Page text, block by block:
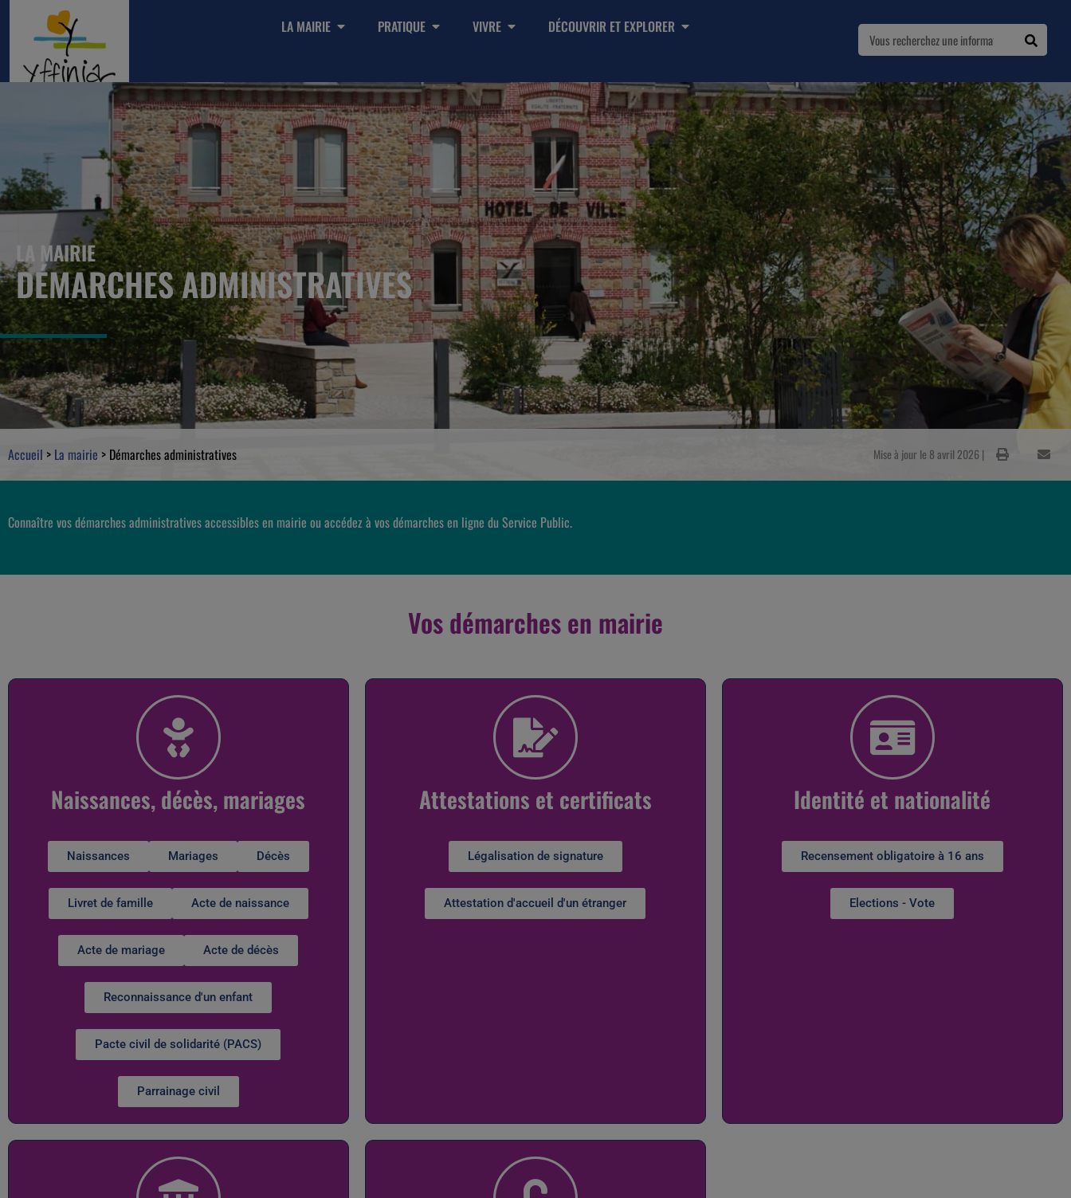
LA MAIRIE PRATIQUE VIVRE DÉCOUVRIR ET EXPLORER
LA MAIRIE
DÉMARCHES ADMINISTRATIVES
Accueil > La mairie > Démarches administratives Mise à jour le 8 avril 2026 |
Connaître vos démarches administratives accessibles en mairie ou accédez à vos démarches en ligne du Service Public.
Vos démarches en mairie
Naissances, décès, mariages
Naissances Mariages Décès
Livret de famille Acte de naissance
Acte de mariage Acte de décès
Reconnaissance d'un enfant
Pacte civil de solidarité (PACS)
Parrainage civil
Attestations et certificats
Légalisation de signature
Attestation d'accueil d'un étranger
Identité et nationalité
Recensement obligatoire à 16 ans
Elections - Vote